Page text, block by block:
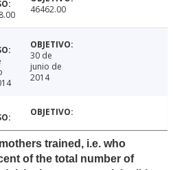
46462.00
30 de
junio de
2014
trained, i.e. who
of the total number of